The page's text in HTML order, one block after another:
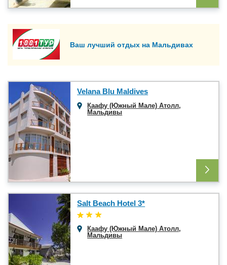
Ваш лучший отдых на Мальдивах
Velana Blu Maldives
Каафу (Южный Мале) Атолл,
Мальдивы
Salt Beach Hotel 3*
Каафу (Южный Мале) Атолл,
Мальдивы